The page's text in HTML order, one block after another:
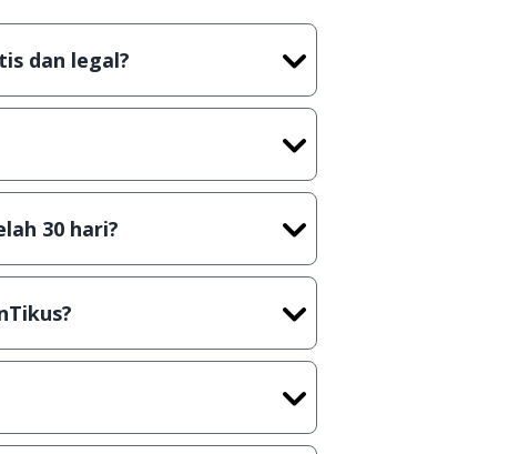
dan legal?
artian tidak (bajakan) hasil crack,
sebelum menerbitkan suatu
30 hari?
Shareware, dalam arti hanya
Games, Deskripsi serta
melakukan upload-download